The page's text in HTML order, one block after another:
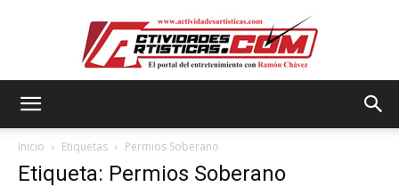
Inicio Etiquetas Permios Soberano
Etiqueta: Permios Soberano